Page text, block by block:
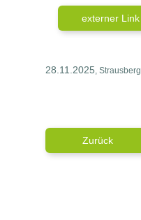
externer Link
28.11.2025, Strausberg
Zurück